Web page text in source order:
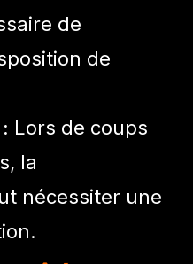
de
de
Lors de coups
la
nécessiter une